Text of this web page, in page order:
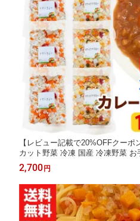
【レビュー記載で20%OFFクー
カット野菜 冷凍 国産 冷凍野菜
カット済み 野菜ミックス カレー
チャとサツマイモ3袋、トマト3袋)
2,700円